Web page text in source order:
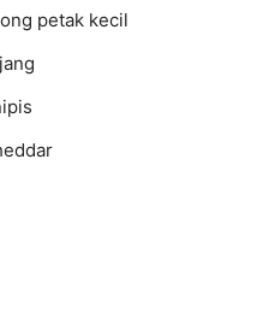
petak kecil